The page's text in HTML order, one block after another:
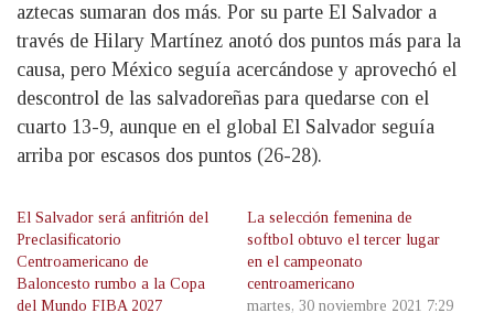
aztecas sumaran dos más. Por su parte El Salvador a
través de Hilary Martínez anotó dos puntos más para la
causa, pero México seguía acercándose y aprovechó el
descontrol de las salvadoreñas para quedarse con el
cuarto 13-9, aunque en el global El Salvador seguía
arriba por escasos dos puntos (26-28).
El Salvador será anfitrión del
Preclasificatorio
Centroamericano de
Baloncesto rumbo a la Copa
del Mundo FIBA 2027
La selección femenina de
softbol obtuvo el tercer lugar
en el campeonato
centroamericano
martes, 30 noviembre 2021 7:29